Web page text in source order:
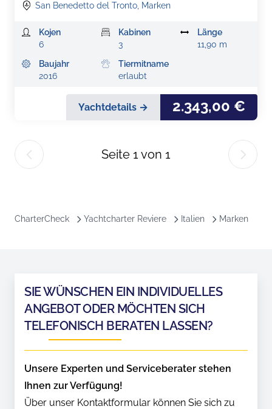
San Benedetto del Tronto, Marken
Kojen
6
Kabinen
3
Länge
11,90 m
Baujahr
2016
Tiermitname
erlaubt
Yachtdetails → 2.343,00 €
Seite 1von 1
CharterCheck Yachtcharter Reviere Italien Marken
SIE WÜNSCHEN EIN INDIVIDUELLES
ANGEBOT ODER MÖCHTEN SICH
TELEFONISCH BERATEN LASSEN?
Unsere Experten und Serviceberater stehen
Ihnen zur Verfügung!
Über unser Kontaktformular können Sie sich zu